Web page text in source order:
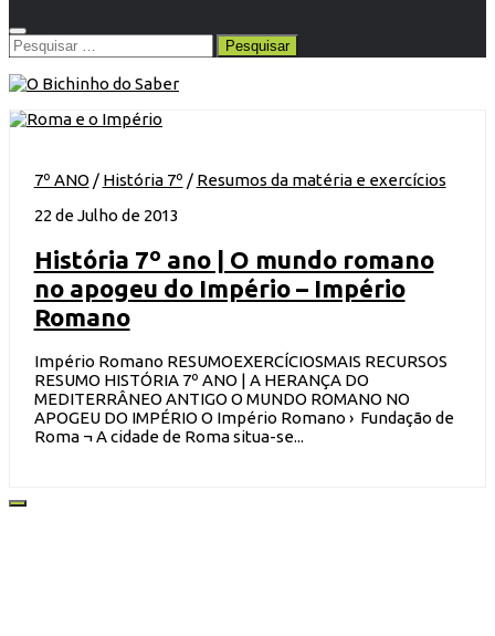
Pesquisar
por:
7º ANO / História 7º / Resumos da matéria e exercícios
22 de Julho de 2013
História 7º ano | O mundo romano
no apogeu do Império – Império
Romano
Império Romano RESUMOEXERCÍCIOSMAIS RECURSOS
RESUMO HISTÓRIA 7º ANO | A HERANÇA DO
MEDITERRÂNEO ANTIGO O MUNDO ROMANO NO
APOGEU DO IMPÉRIO O Império Romano › Fundação de
Roma ¬ A cidade de Roma situa-se...